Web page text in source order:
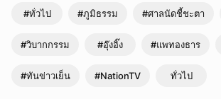
#ทั่วไป #ภูมิธรรม #ศาลนัดชี้ชะตา
#วิบากกรรม #อุ๊งอิ๊ง #แพทองธาร
#ทันข่าวเย็น #NationTV ทั่วไป